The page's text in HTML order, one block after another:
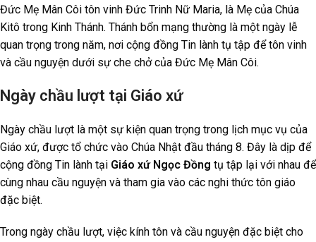
Đức Mẹ Mân Côi tôn vinh Đức Trinh Nữ Maria, là Mẹ của Chúa
Kitô trong Kinh Thánh. Thánh bổn mạng thường là một ngày lễ
quan trọng trong năm, nơi cộng đồng Tin lành tụ tập để tôn vinh
và cầu nguyện dưới sự che chở của Đức Mẹ Mân Côi.
Ngày chầu lượt tại Giáo xứ
Ngày chầu lượt là một sự kiện quan trọng trong lịch mục vụ của
Giáo xứ, được tổ chức vào Chúa Nhật đầu tháng 8. Đây là dịp để
cộng đồng Tin lành tại Giáo xứ Ngọc Đồng tụ tập lại với nhau để
cùng nhau cầu nguyện và tham gia vào các nghi thức tôn giáo
đặc biệt.
Trong ngày chầu lượt, việc kính tôn và cầu nguyện đặc biệt cho